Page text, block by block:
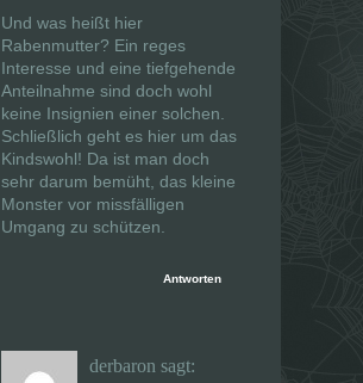
Und was heißt hier
Rabenmutter? Ein reges
Interesse und eine tiefgehende
Anteilnahme sind doch wohl
keine Insignien einer solchen.
Schließlich geht es hier um das
Kindswohl! Da ist man doch
sehr darum bemüht, das kleine
Monster vor missfälligen
Umgang zu schützen.
Antworten
derbaron sagt: